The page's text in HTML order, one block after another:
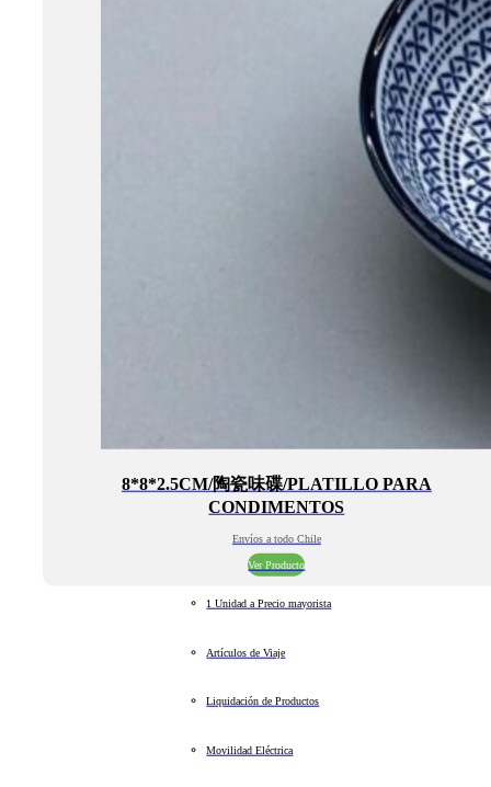
8*8*2.5CM/陶瓷味碟/PLATILLO PARA
CONDIMENTOS
Envíos a todo Chile
Ver Producto
1 Unidad a Precio mayorista
Artículos de Viaje
Liquidación de Productos
Movilidad Eléctrica